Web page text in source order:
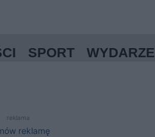
SPORT
reklama
reklamę